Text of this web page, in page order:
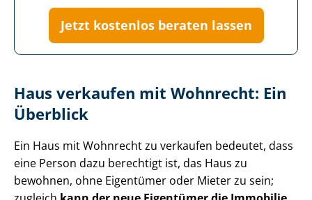
Jetzt kostenlos beraten lassen
Haus verkaufen mit Wohnrecht: Ein
Überblick
Ein Haus mit Wohnrecht zu verkaufen bedeutet, dass
eine Person dazu berechtigt ist, das Haus zu
bewohnen, ohne Eigentümer oder Mieter zu sein;